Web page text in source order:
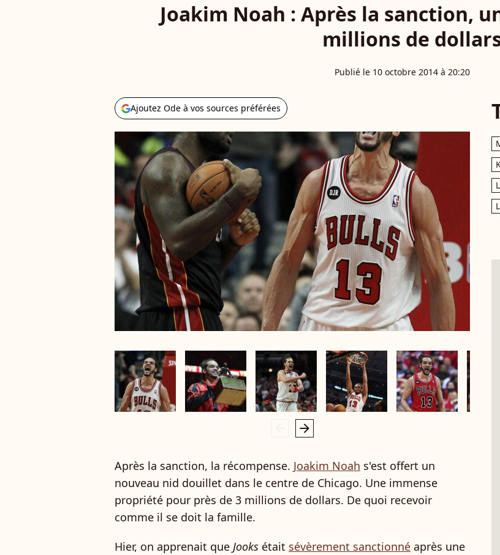
Joakim Noah : Après la sanction,
millions de
Publié le 10 octobre 2014 à 20:20
Ajoutez Ode à vos sources préférées
arrow_right
Après la sanction, la récompense. Joakim Noah s'est offert un
nouveau nid douillet dans le centre de Chicago. Une immense
propriété pour près de 3 millions de dollars. De quoi recevoir
comme il se doit la famille.
Hier, on apprenait que Jooks était sévèrement sanctionné après une